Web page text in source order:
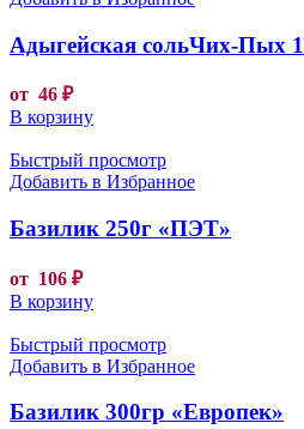
Адыгейская сольЧих-Пых
от 46 ₽
В корзину
Быстрый просмотр
Добавить в Избранное
Базилик 250г «ПЭТ»
от 106 ₽
В корзину
Быстрый просмотр
Добавить в Избранное
Базилик 300гр «Европек»